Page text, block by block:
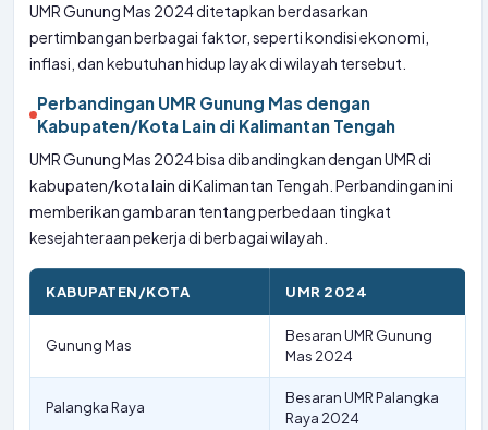
UMR Gunung Mas 2024 ditetapkan berdasarkan
pertimbangan berbagai faktor, seperti kondisi ekonomi,
inflasi, dan kebutuhan hidup layak di wilayah tersebut.
Perbandingan UMR Gunung Mas dengan
Kabupaten/Kota Lain di Kalimantan Tengah
UMR Gunung Mas 2024 bisa dibandingkan dengan UMR di
kabupaten/kota lain di Kalimantan Tengah. Perbandingan ini
memberikan gambaran tentang perbedaan tingkat
kesejahteraan pekerja di berbagai wilayah.
KABUPATEN/KOTA UMR 2024
Gunung Mas
Besaran UMR Gunung
Mas 2024
Palangka Raya
Besaran UMR Palangka
Raya 2024